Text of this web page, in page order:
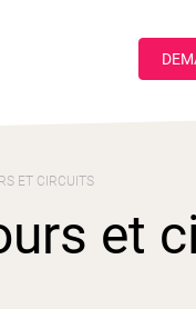
ET CIRCUITS
et